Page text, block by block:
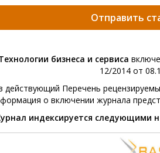
Отправить
бизнеса и сервиса
12/2014 от
действующий Перечень
о включении журнала
индексируется следующими